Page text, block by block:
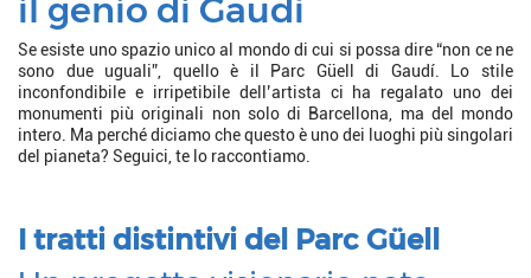
il genio di Gaudí
Se esiste uno spazio unico al mondo di cui si possa dire “non ce ne
sono due uguali”, quello è il Parc Güell di Gaudí. Lo stile
inconfondibile e irripetibile dell’artista ci ha regalato uno dei
monumenti più originali non solo di Barcellona, ma del mondo
intero. Ma perché diciamo che questo è uno dei luoghi più singolari
del pianeta? Seguici, te lo raccontiamo.
I tratti distintivi del Parc Güell